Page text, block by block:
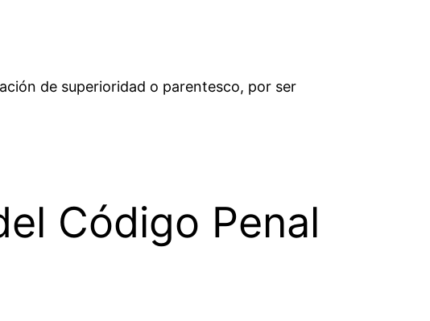
de superioridad o parentesco, por ser
Código Penal